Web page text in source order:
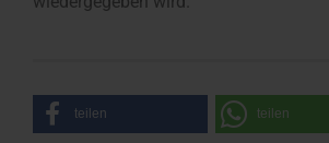
teilen teilen